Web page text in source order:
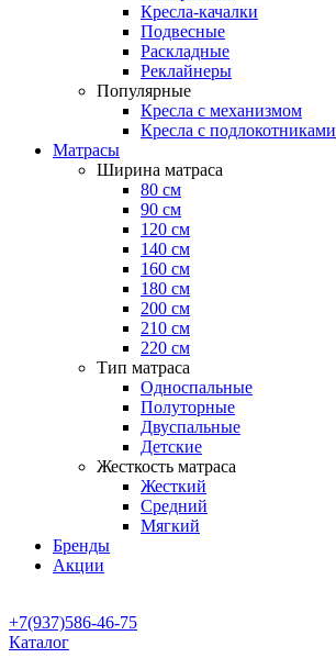
Кресла-качалки
Подвесные
Раскладные
Реклайнеры
Популярные
Кресла с механизмом
Кресла с подлокотниками
Матрасы
Ширина матраса
80 см
90 см
120 см
140 см
160 см
180 см
200 см
210 см
220 см
Тип матраса
Односпальные
Полуторные
Двуспальные
Детские
Жесткость матраса
Жесткий
Средний
Мягкий
Бренды
Акции
+7(937)586-46-75
Каталог